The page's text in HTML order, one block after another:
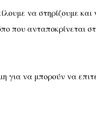
να στηρίζουμε
που ανταποκρίνεται
για να μπορούν να